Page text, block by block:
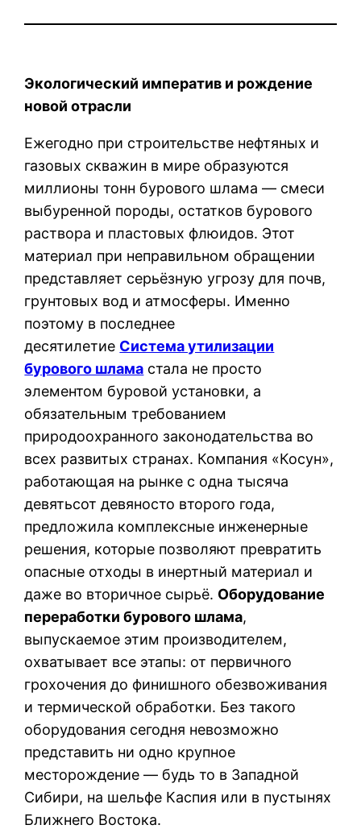
Экологический императив и рождение
новой отрасли
Ежегодно при строительстве нефтяных и
газовых скважин в мире образуются
миллионы тонн бурового шлама — смеси
выбуренной породы, остатков бурового
раствора и пластовых флюидов. Этот
материал при неправильном обращении
представляет серьёзную угрозу для почв,
грунтовых вод и атмосферы. Именно
поэтому в последнее
десятилетие Система утилизации
бурового шлама стала не просто
элементом буровой установки, а
обязательным требованием
природоохранного законодательства во
всех развитых странах. Компания «Косун»,
работающая на рынке с одна тысяча
девятьсот девяносто второго года,
предложила комплексные инженерные
решения, которые позволяют превратить
опасные отходы в инертный материал и
даже во вторичное сырьё. Оборудование
переработки бурового шлама,
выпускаемое этим производителем,
охватывает все этапы: от первичного
грохочения до финишного обезвоживания
и термической обработки. Без такого
оборудования сегодня невозможно
представить ни одно крупное
месторождение — будь то в Западной
Сибири, на шельфе Каспия или в пустынях
Ближнего Востока.